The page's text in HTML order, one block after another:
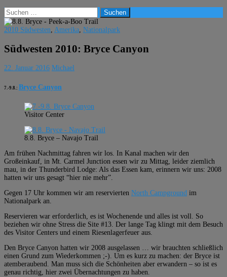
Suchen
nach:
2010 Südwesten Amerika Nationalpark
Südwesten 2010: Bryce Canyon
22. Januar 2016 Michael
7.-9.8.: Bryce Canyon
Visitor Center
8.8. Bryce – Navajo Trail
Am frühen Nachmittag fahren wir los. In Kanal machen wir den
Großeinkauf, in Mt. Carmel Junction essen wir zu Mittag, leider ziemlich
mau, in der Thunderbird Lodge: Als das Essen kam, erinnern wir uns: 2008
hatten wir uns gesagt “hier nie mehr”.
Gegen 17 Uhr kommen wir am reservierten North Campground im
Nationalpark an.
Reservieren war erforderlich, es ist Wochenende und alles ist voll. So
beziehen wir ohne Stress die Site #13. Der lange Tag klingt mit dem Besuch
des Visitor Centers und einem Riesenlagerfeuer aus.
Den Bryce Canyon hatten wir 2008 ausgelassen … wir brauchten schließlich
einen Grund zum Wiederkommen ;-). Um es kurz zu machen: der Bryce ist
atemberaubend. Man muss sich die Schönheiten aber erwandern – so ist es
genau richtig, hier zwei Übernachtungen zu haben.